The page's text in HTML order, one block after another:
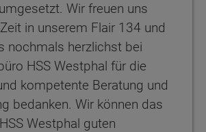
Wir freuen uns
in unserem Flair 134 und
nochmals herzlichst bei
HSS Westphal für die
kompetente Beratung und
bedanken. Wir können das
Westphal guten